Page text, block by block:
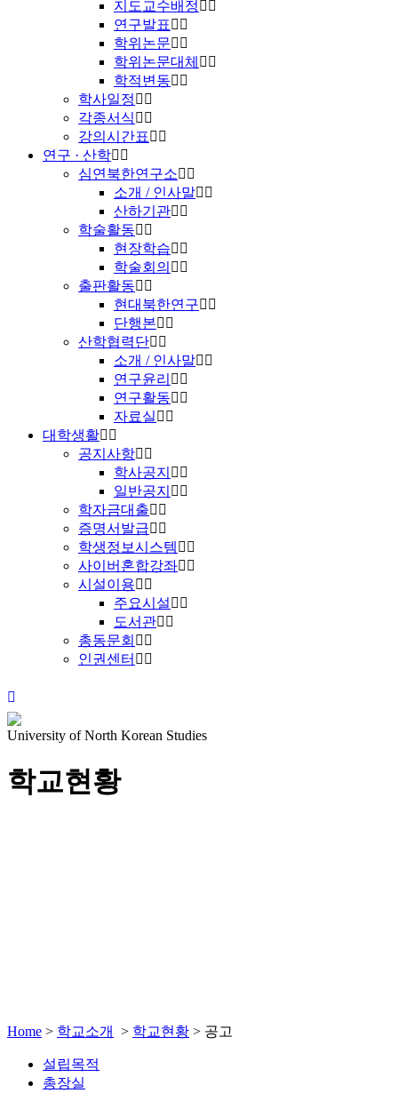
지도교수배정
연구발표
학위논문
학위논문대체
학적변동
학사일정
각종서식
강의시간표
연구 · 산학
심연북한연구소
소개 / 인사말
산하기관
학술활동
현장학습
학술회의
출판활동
현대북한연구
단행본
산학협력단
소개 / 인사말
연구윤리
연구활동
자료실
대학생활
공지사항
학사공지
일반공지
학자금대출
증명서발급
학생정보시스템
사이버혼합강좌
시설이용
주요시설
도서관
총동문회
인권센터
University of North Korean Studies
학교현황
Home > 학교소개 > 학교현황 > 공고
설립목적
총장실